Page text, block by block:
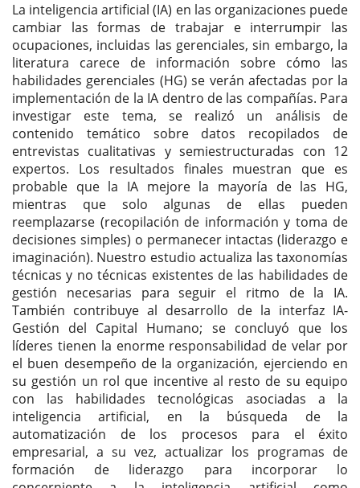
La inteligencia artificial (IA) en las organizaciones puede
cambiar las formas de trabajar e interrumpir las
ocupaciones, incluidas las gerenciales, sin embargo, la
literatura carece de información sobre cómo las
habilidades gerenciales (HG) se verán afectadas por la
implementación de la IA dentro de las compañías. Para
investigar este tema, se realizó un análisis de
contenido temático sobre datos recopilados de
entrevistas cualitativas y semiestructuradas con 12
expertos. Los resultados finales muestran que es
probable que la IA mejore la mayoría de las HG,
mientras que solo algunas de ellas pueden
reemplazarse (recopilación de información y toma de
decisiones simples) o permanecer intactas (liderazgo e
imaginación). Nuestro estudio actualiza las taxonomías
técnicas y no técnicas existentes de las habilidades de
gestión necesarias para seguir el ritmo de la IA.
También contribuye al desarrollo de la interfaz IA-
Gestión del Capital Humano; se concluyó que los
líderes tienen la enorme responsabilidad de velar por
el buen desempeño de la organización, ejerciendo en
su gestión un rol que incentive al resto de su equipo
con las habilidades tecnológicas asociadas a la
inteligencia artificial, en la búsqueda de la
automatización de los procesos para el éxito
empresarial, a su vez, actualizar los programas de
formación de liderazgo para incorporar lo